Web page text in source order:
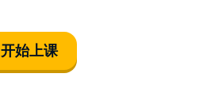
开始上课